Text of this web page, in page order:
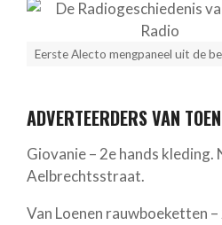
Eerste Alecto mengpaneel uit de
ADVERTEERDERS VAN
Giovanie – 2e hands kleding.
Aelbrechtsstraat.
Van Loenen rauwboeketten